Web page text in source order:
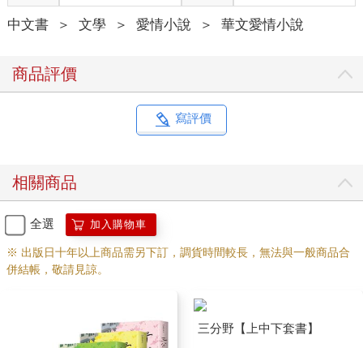
中文書 ＞ 文學 ＞ 愛情小說 ＞ 華文愛情小說
商品評價
寫評價
相關商品
全選 加入購物車
※ 出版日十年以上商品需另下訂，調貨時間較長，無法與一般商品合
併結帳，敬請見諒。